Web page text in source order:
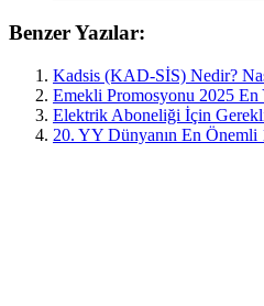
Benzer Yazılar:
Kadsis (KAD-SİS) Nedir?
Emekli Promosyonu 2025
Elektrik Aboneliği İçin
20. YY Dünyanın En Önemli